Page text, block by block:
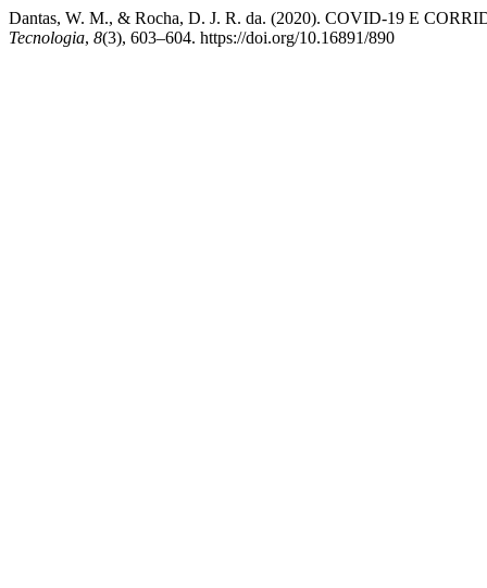
Dantas, W. M., & Rocha, D. J. R. da. (2020). COVID-19 E
Tecnologia, 8(3), 603–604. https://doi.org/10.16891/890